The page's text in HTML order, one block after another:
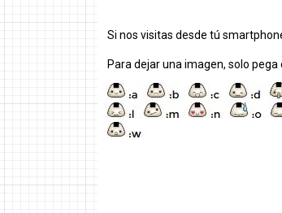
Si nos visitas desde tú
Para dejar una imagen, solo pega